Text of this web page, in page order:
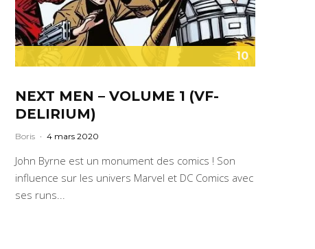
10
NEXT MEN – VOLUME 1 (VF-
DELIRIUM)
Boris · 4 mars 2020
John Byrne est un monument des comics ! Son
influence sur les univers Marvel et DC Comics avec
ses runs...